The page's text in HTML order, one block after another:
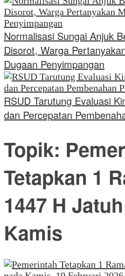
Normalisasi Sungai Anjuk
Disorot, Warga
Dugaan Penyimpangan
RSUD Tarutung Evaluasi
dan Percepatan
Topik:
Tetapkan 1
1447 H
Kamis